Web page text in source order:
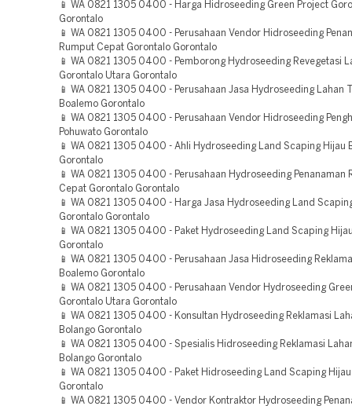
📱 WA 0821 1305 0400 - Harga Hidroseeding Green Project
Gorontalo
📱 WA 0821 1305 0400 - Perusahaan Vendor Hidroseeding
Rumput Cepat Gorontalo Gorontalo
📱 WA 0821 1305 0400 - Pemborong Hydroseeding Revegetasi
Gorontalo Utara Gorontalo
📱 WA 0821 1305 0400 - Perusahaan Jasa Hydroseeding Lahan
Boalemo Gorontalo
📱 WA 0821 1305 0400 - Perusahaan Vendor Hidroseeding
Pohuwato Gorontalo
📱 WA 0821 1305 0400 - Ahli Hydroseeding Land Scaping Hijau
Gorontalo
📱 WA 0821 1305 0400 - Perusahaan Hydroseeding Penanaman
Cepat Gorontalo Gorontalo
📱 WA 0821 1305 0400 - Harga Jasa Hydroseeding Land
Gorontalo Gorontalo
📱 WA 0821 1305 0400 - Paket Hydroseeding Land Scaping
Gorontalo
📱 WA 0821 1305 0400 - Perusahaan Jasa Hidroseeding
Boalemo Gorontalo
📱 WA 0821 1305 0400 - Perusahaan Vendor Hydroseeding
Gorontalo Utara Gorontalo
📱 WA 0821 1305 0400 - Konsultan Hydroseeding Reklamasi
Bolango Gorontalo
📱 WA 0821 1305 0400 - Spesialis Hidroseeding Reklamasi
Bolango Gorontalo
📱 WA 0821 1305 0400 - Paket Hidroseeding Land Scaping
Gorontalo
📱 WA 0821 1305 0400 - Vendor Kontraktor Hydroseeding